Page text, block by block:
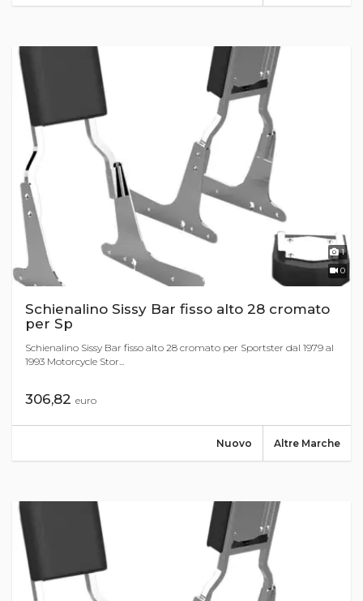
1
0
Schienalino Sissy Bar fisso alto 28 cromato
per Sp
Schienalino Sissy Bar fisso alto 28 cromato per Sportster dal 1979 al
1993 Motorcycle Stor...
306,82 euro
Altre Marche
Nuovo